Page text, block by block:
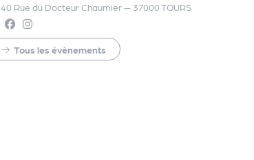
40 Rue du Docteur Chaumier — 37000 TOURS
Tous les évènements